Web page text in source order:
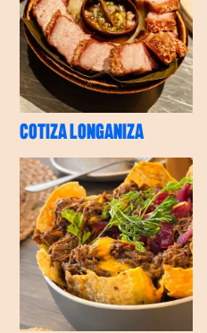
COTIZA LONGANIZA